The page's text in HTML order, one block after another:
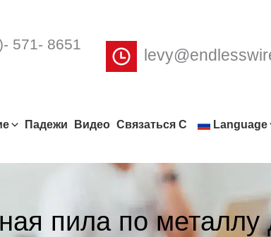
571- 8651
Падежи Видео Связаться С Language
пила по металлу